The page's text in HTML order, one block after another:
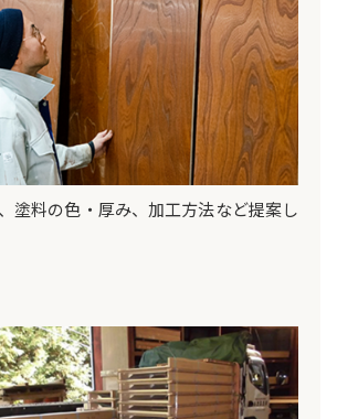
塗料の色・厚み、加工方法など提案し